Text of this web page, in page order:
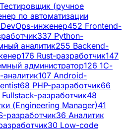
Тестировщик (ручное
по автоматизации
DevOps-инженер452 Frontend-
337 Python-
аналитик255 Backend-
176 Rust-разработчик147
администратор126 1С-
аналитик107 Android-
68 PHP-разработчик66
Fullstack-разработчик48
(Engineering Manager)41
разработчик36 Аналитик
30 Low-code